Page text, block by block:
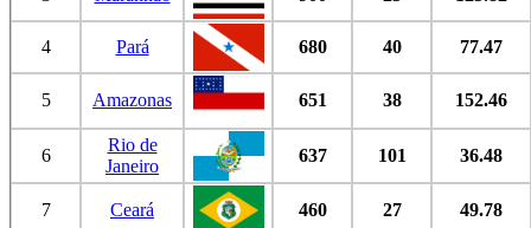
4 Pará 680 40 77.47
5 Amazonas 651 38 152.46
6
Rio de
Janeiro
637 101 36.48
7 Ceará 460 27 49.78